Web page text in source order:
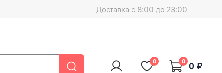
Доставка с 8:00 до 23:00
0 0 0 ₽